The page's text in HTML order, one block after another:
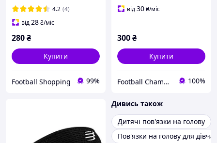
4.2 (4)
від28₴/міс
280₴
Купити
Football Shopping 99%
від30₴/міс
300₴
Купити
Football Champion 100%
Дивись також
Дитячі пов'язки на голову
Пов'язки на голову для